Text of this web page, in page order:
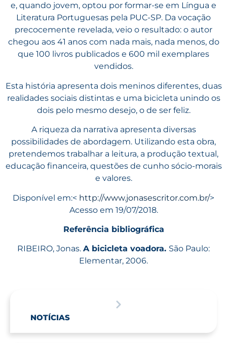
e, quando jovem, optou por formar-se em Língua e
Literatura Portuguesas pela PUC-SP. Da vocação
precocemente revelada, veio o resultado: o autor
chegou aos 41 anos com nada mais, nada menos, do
que 100 livros publicados e 600 mil exemplares
vendidos.
Esta história apresenta dois meninos diferentes, duas
realidades sociais distintas e uma bicicleta unindo os
dois pelo mesmo desejo, o de ser feliz.
A riqueza da narrativa apresenta diversas
possibilidades de abordagem. Utilizando esta obra,
pretendemos trabalhar a leitura, a produção textual,
educação financeira, questões de cunho sócio-morais
e valores.
Disponível em:< http://www.jonasescritor.com.br/>
Acesso em 19/07/2018.
Referência bibliográfica
RIBEIRO, Jonas. A bicicleta voadora. São Paulo:
Elementar, 2006.
NOTÍCIAS